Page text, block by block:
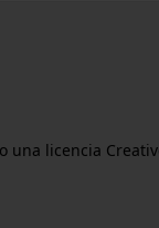
una licencia